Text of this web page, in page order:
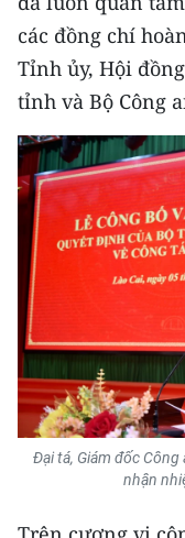
các đồng chí
Tỉnh ủy, Hội
tỉnh và Bộ Công
Đại tá, Giám đốc
nhận